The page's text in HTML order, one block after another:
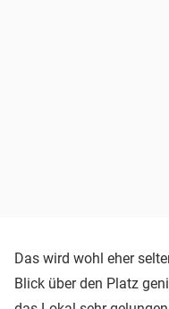
Das wird wohl eher
Blick über den Platz